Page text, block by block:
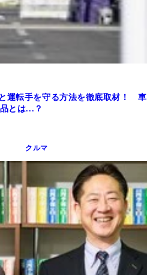
運転手を守る方法を徹底取材！ 車
とは...？
クルマ